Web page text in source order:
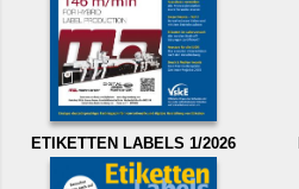
ETIKETTEN LABELS 1/2026